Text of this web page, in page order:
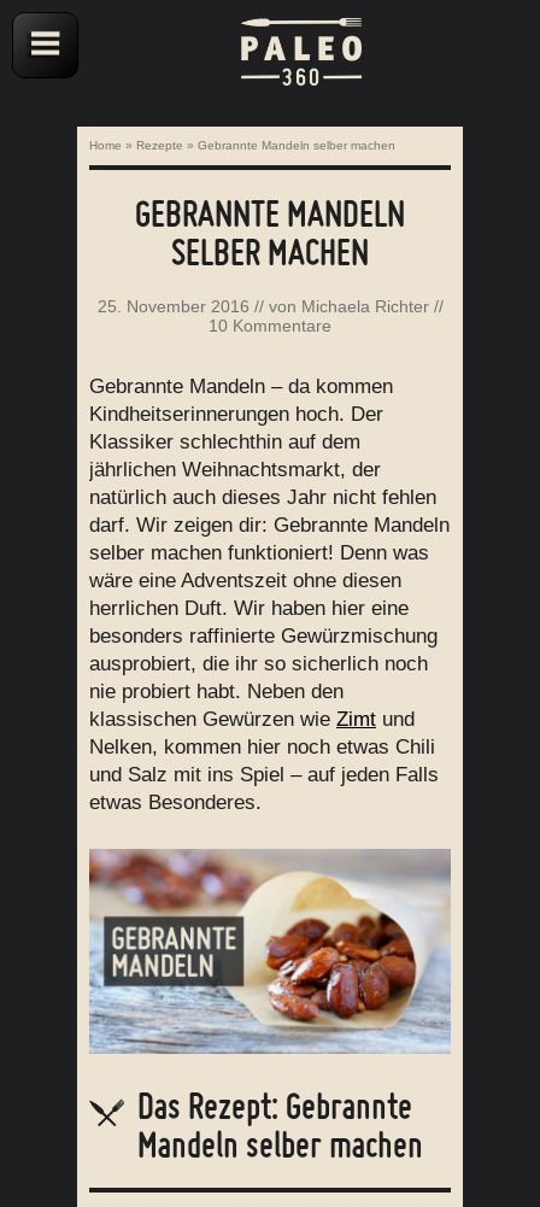
Home » Rezepte » Gebrannte Mandeln selber machen
GEBRANNTE MANDELN
SELBER MACHEN
25. November 2016 // von Michaela Richter//
10 Kommentare
Gebrannte Mandeln – da kommen
Kindheitserinnerungen hoch. Der
Klassiker schlechthin auf dem
jährlichen Weihnachtsmarkt, der
natürlich auch dieses Jahr nicht fehlen
darf. Wir zeigen dir: Gebrannte Mandeln
selber machen funktioniert! Denn was
wäre eine Adventszeit ohne diesen
herrlichen Duft. Wir haben hier eine
besonders raffinierte Gewürzmischung
ausprobiert, die ihr so sicherlich noch
nie probiert habt. Neben den
klassischen Gewürzen wie Zimt und
Nelken, kommen hier noch etwas Chili
und Salz mit ins Spiel – auf jeden Falls
etwas Besonderes.
Das Rezept: Gebrannte
Mandeln selber machen